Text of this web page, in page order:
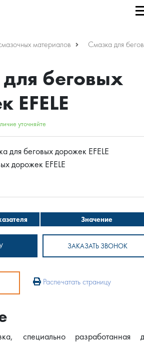
материалов
Смазка для
беговых
EFELE
уточняйте
Значение
ЗАКАЗАТЬ ЗВОНОК
Распечатать страницу
специально разработанная